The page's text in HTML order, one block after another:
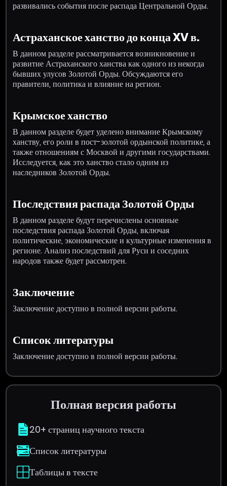
развивались события после распада Центральной Орды.
Астраханское ханство до конца XV в.
В данном разделе рассматривается возникновение и
развитие Астраханского ханства как одного из некогда
бывших улусов Золотой Орды. Обсуждаются его
правители, политика и влияние на регион.
Крымское ханство
В данном разделе будет уделено внимание Крымскому
ханству, его роли в пост-золотой ордынской политике, а
также отношениям с Москвой и другими государствами.
Исследуется, как это ханство стало одним из
наследников Золотой Орды.
Последствия распада Золотой Орды
В данном разделе будут перечислены основные
последствия распада Золотой Орды, включая
политические, экономические и культурные изменения в
регионе. Анализ последствий для Руси и соседних
народов также будет рассмотрен.
Заключение
Заключение доступно в полной версии работы.
Список литературы
Заключение доступно в полной версии работы.
Полная версия работы
20+ страниц научного текста
Список литературы
Таблицы в тексте